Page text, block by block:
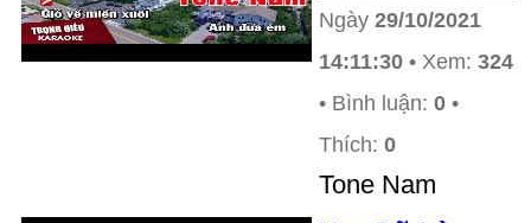
Ngày 29/10/2021
14:11:30 • Xem: 324
• Bình luận: 0 •
Thích: 0
Tone Nam